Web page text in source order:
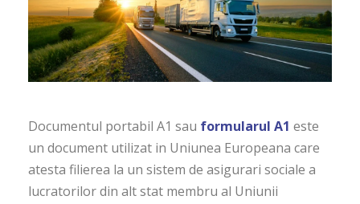
Documentul portabil A1 sau formularul A1 este
un document utilizat in Uniunea Europeana care
atesta filierea la un sistem de asigurari sociale a
lucratorilor din alt stat membru al Uniunii